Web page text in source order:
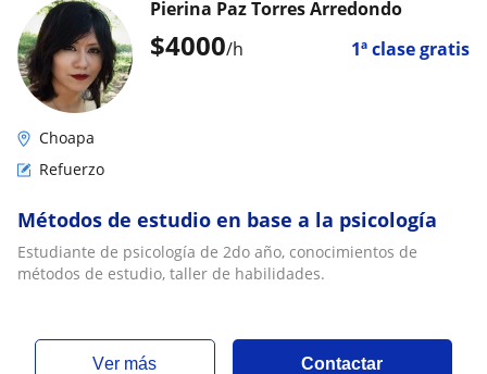
$4000/h 1ª clase gratis
Pierina Paz Torres Arredondo
Choapa
Refuerzo
Métodos de estudio en base a la psicología
Estudiante de psicología de 2do año, conocimientos de
métodos de estudio, taller de habilidades.
ver más Contactar